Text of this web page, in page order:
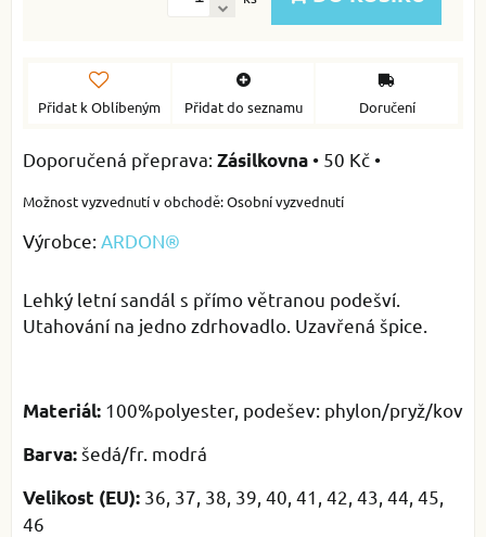
Přidat k Oblíbeným Přidat do seznamu Doručení
Zásilkovna • 50 Kč •
Osobní vyzvednutí
Výrobce: ARDON®
Lehký letní sandál s přímo větranou podešví.
Utahování na jedno zdrhovadlo. Uzavřená špice.
Materiál: 100%polyester, podešev: phylon/pryž/kov
Barva:šedá/fr. modrá
Velikost (EU): 36, 37, 38, 39, 40, 41, 42, 43, 44, 45,
46